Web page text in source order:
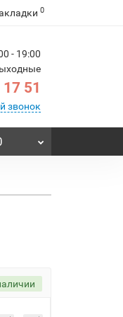
0
- 19:00
51
звонок